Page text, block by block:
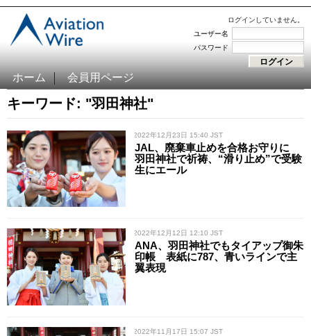
ログインしていません。
ユーザー名
パスワード
ホーム 会員用ページ
キーワード: "羽田神社"
/ 2022年12月23日 15:40 JST
JAL、廃棄車止めを合格お守りに
羽田神社で祈祷、“滑り止め”で受験
生にエール
/ 2022年12月12日 12:10 JST
ANA、羽田神社でもタイアップ御朱
印帳 表紙に787、青いラインで主
翼表現
/ 2022年11月17日 15:07 JST